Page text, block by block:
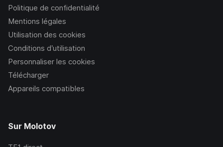
Politique de confidentialité
Mentions légales
Utilisation des cookies
Conditions d’utilisation
Personnaliser les cookies
Télécharger
Appareils compatibles
Sur Molotov